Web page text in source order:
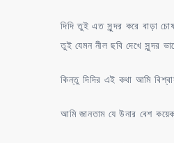
দিদি তুই এত সুন্দর করে বাড়া
তুই যেমন নীল ছবি দেখে সুন্দর
কিন্তু দিদির এই কথা আমি
আমি জানতাম যে উনার বেশ